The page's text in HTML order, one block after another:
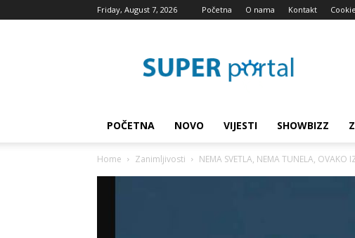
Friday, August 7, 2026 Početna O nama Kontakt
blog
POČETNA NOVO VIJESTI SHOWBIZZ
Home Zanimljivosti NEMA SVETLA, NEMA TUNELA,